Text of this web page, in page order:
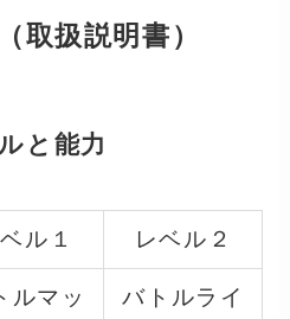
取扱説明書）
と能力
ル１ レベル２
ルマッ
バトルライ